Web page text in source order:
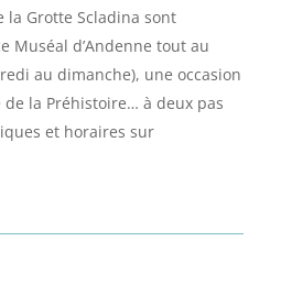
la Grotte Scladina sont
Muséal d’Andenne tout au
au dimanche), une occasion
de la Préhistoire… à deux pas
et horaires sur